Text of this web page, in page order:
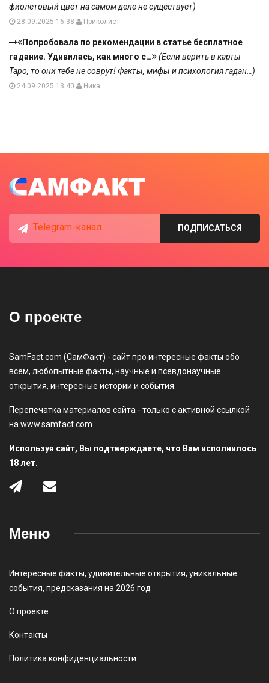
фиолетовый цвет на самом деле не существует)
28.09.2025 16:38 Приколист
Попробовала по рекомендации в статье бесплатное
гадание. Удивилась, как много с…
(Если верить в карты
Таро, то они тебе не соврут! Факты, мифы и психология гадан…)
24.09.2025 13:40 Ника
Telegram-канал ПОДПИСАТЬСЯ
О проекте
SamFact.com (СамФакт) - сайт про интересные факты обо
всём, любопытные факты, научные и псевдонаучные
открытия, интересные истории и события.
Перепечатка материалов сайта - только с активной ссылкой
на www.samfact.com
Используя сайт, Вы подтверждаете, что Вам исполнилось
18 лет.
Меню
Интересные факты, удивительные открытия, уникальные
события, предсказания на 2026 год
О проекте
Контакты
Политика конфиденциальности